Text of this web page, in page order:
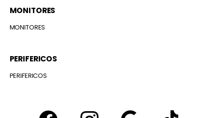
MONITORES
MONITORES
PERIFERICOS
PERIFERICOS